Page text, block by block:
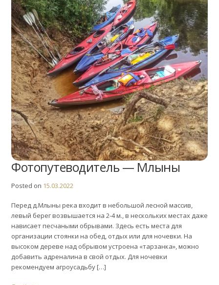
Фотопутеводитель — Млыны
Posted on 15.03.2022
Перед д.Млыны река входит в небольшой лесной массив,
левый берег возвышается на 2-4 м., в нескольких местах даже
нависает песчаными обрывами. Здесь есть места для
организации стоянки на обед, отдых или для ночевки. На
высоком дереве над обрывом устроена «тарзанка», можно
добавить адреналина в свой отдых. Для ночевки
рекомендуем агроусадьбу […]